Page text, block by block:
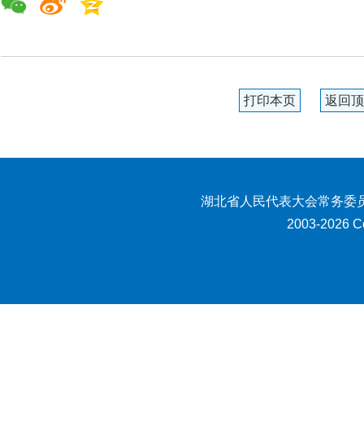
打印本页 返回
湖北省人民代表大会常务委
2003-2026